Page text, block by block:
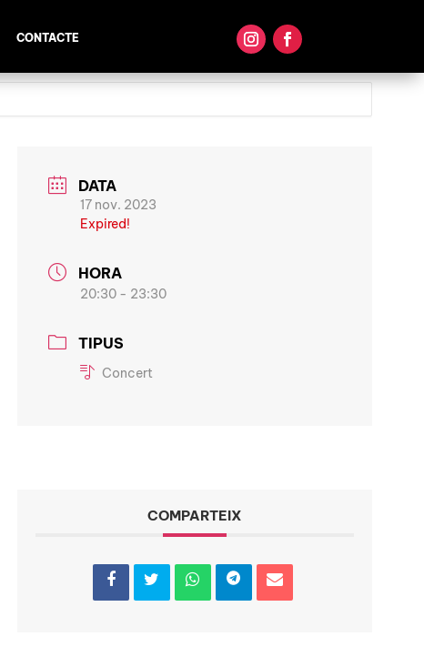
CONTACTE
DATA
17 nov. 2023
Expired!
HORA
20:30 - 23:30
TIPUS
Concert
COMPARTEIX